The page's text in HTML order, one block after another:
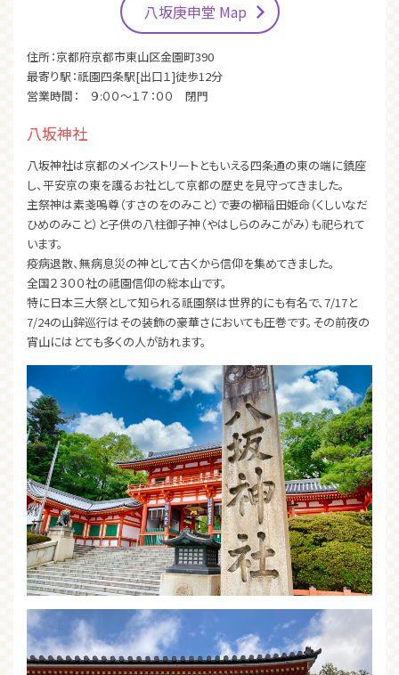
八坂庚申堂 Map
住所：京都府京都市東山区金園町390
最寄り駅：祇園四条駅[出口１]徒歩12分
営業時間： ９:００～１７：００ 閉門
八坂神社
八坂神社は京都のメインストリートともいえる四条通の東の端に鎮座
し、平安京の東を護るお社として京都の歴史を見守ってきました。
主祭神は素戔嗚尊（すさのをのみこと）で妻の櫛稲田姫命（くしいなだ
ひめのみこと）と子供の八柱御子神（やはしらのみこがみ）も祀られて
います。
疫病退散、無病息災の神として古くから信仰を集めてきました。
全国２３００社の祗園信仰の総本山です。
特に日本三大祭として知られる祇園祭は世界的にも有名で、7/17と
7/24の山鉾巡行はその装飾の豪華さにおいても圧巻です。その前夜の
宵山にはとても多くの人が訪れます。